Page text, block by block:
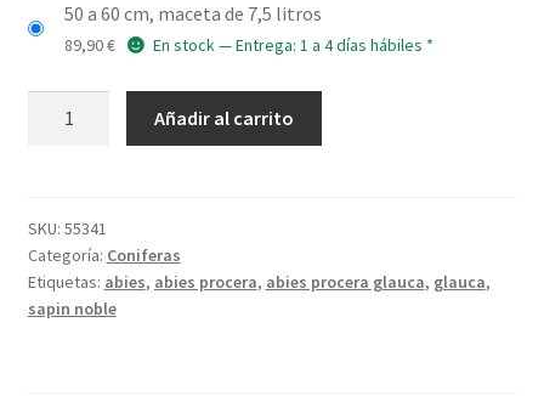
50 a 60 cm, maceta de 7,5 litros
89,90€ En stock — Entrega: 1 a 4 días hábiles *
Añadir al carrito
SKU: 55341
Categoría: Coniferas
Etiquetas: abies, abies procera, abies procera glauca, glauca,
sapin noble